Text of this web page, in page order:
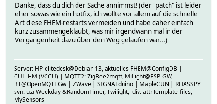
Danke, dass du dich der Sache annimmst! (der "patch" ist leider
eher sowas wie ein hotfix, ich wollte vor allem auf die schnelle
Art diese FHEM-restarts vermeiden und habe daher einfach
kurz zusammengeklaubt, was mir irgendwann mal in der
Vergangenheit dazu über den Weg gelaufen war...)
Server: HP-elitedesk@Debian 13, aktuelles FHEM@ConfigDB |
CUL_HM (VCCU) | MQTT2: ZigBee2mqtt, MiLight@ESP-GW,
BT@OpenMQTTGw | ZWave | SIGNALduino | MapleCUN | RHASSPY
svn: u.a Weekday-&RandomTimer, Twilight, div. attrTemplate-files,
MySensors